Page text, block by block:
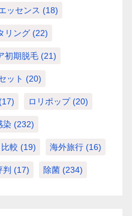
ッセンス (18)
リング (22)
初期脱毛 (21)
ット (20)
ロリポップ(20)
染 (232)
比較 (19) 海外旅行 (16)
判 (17) 除菌 (234)